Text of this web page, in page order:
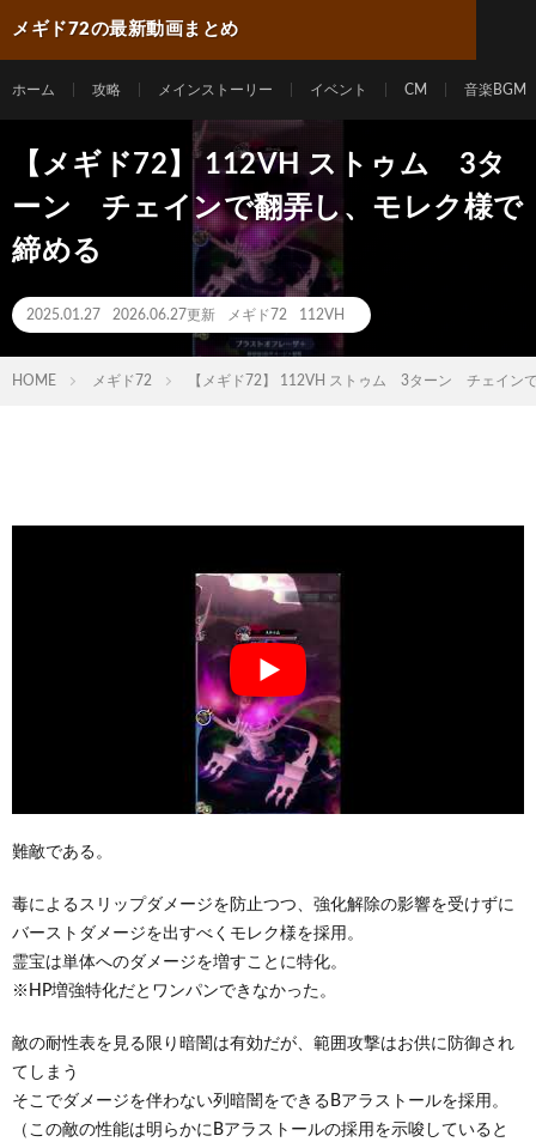
メギド72の最新動画まとめ
ホーム 攻略 メインストーリー イベント CM 音楽BGM
【メギド72】 112VH ストゥム 3タ
ーン チェインで翻弄し、モレク様で
締める
2025.01.27 2026.06.27更新 メギド72 112VH
HOME メギド72 【メギド72】 112VH ストゥム 3ターン チェイン
難敵である。
毒によるスリップダメージを防止つつ、強化解除の影響を受けずに
バーストダメージを出すべくモレク様を採用。
霊宝は単体へのダメージを増すことに特化。
※HP増強特化だとワンパンできなかった。
敵の耐性表を見る限り暗闇は有効だが、範囲攻撃はお供に防御され
てしまう
そこでダメージを伴わない列暗闇をできるBアラストールを採用。
（この敵の性能は明らかにBアラストールの採用を示唆していると